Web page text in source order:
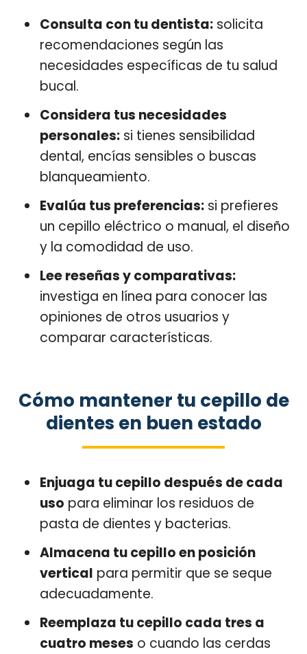
Consulta con tu dentista: solicita
recomendaciones según las
necesidades específicas de tu salud
bucal.
Considera tus necesidades
personales: si tienes sensibilidad
dental, encías sensibles o buscas
blanqueamiento.
Evalúa tus preferencias: si prefieres
un cepillo eléctrico o manual, el diseño
y la comodidad de uso.
Lee reseñas y comparativas:
investiga en línea para conocer las
opiniones de otros usuarios y
comparar características.
Cómo mantener tu cepillo de
dientes en buen estado
Enjuaga tu cepillo después de cada
uso para eliminar los residuos de
pasta de dientes y bacterias.
Almacena tu cepillo en posición
vertical para permitir que se seque
adecuadamente.
Reemplaza tu cepillo cada tres a
cuatro meses o cuando las cerdas